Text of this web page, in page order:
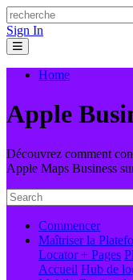
Sign In
Home
Apple
Découvrez comment
Apple Maps Business
Commencer
Maîtriser la
Locator + Pages
Accueil Hub de